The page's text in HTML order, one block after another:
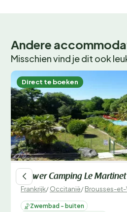
plek bij Camping de
onvergetelijke
populaire periodes zijn snel
Andere
Misschien vind je dit ook
Direct te boeken
Flower Camping Le
Frankrijk/Occitanië/Brousses-et-
Zwembad - buiten